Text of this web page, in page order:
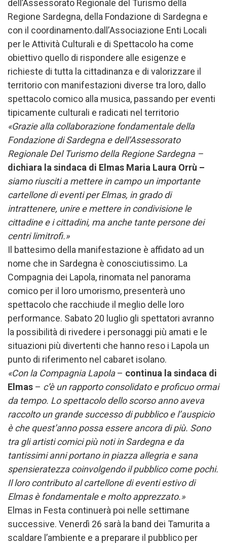
dell’Assessorato Regionale del Turismo della
Regione Sardegna, della Fondazione di Sardegna e
con il coordinamento.dall’Associazione Enti Locali
per le Attività Culturali e di Spettacolo ha come
obiettivo quello di rispondere alle esigenze e
richieste di tutta la cittadinanza e di valorizzare il
territorio con manifestazioni diverse tra loro, dallo
spettacolo comico alla musica, passando per eventi
tipicamente culturali e radicati nel territorio
«Grazie alla collaborazione fondamentale della
Fondazione di Sardegna e dell’Assessorato
Regionale Del Turismo della Regione Sardegna –
dichiara la sindaca di Elmas Maria Laura Orrù –
siamo riusciti a mettere in campo un importante
cartellone di eventi per Elmas, in grado di
intrattenere, unire e mettere in condivisione le
cittadine e i cittadini, ma anche tante persone dei
centri limitrofi.»
Il battesimo della manifestazione è affidato ad un
nome che in Sardegna è conosciutissimo. La
Compagnia dei Lapola, rinomata nel panorama
comico per il loro umorismo, presenterà uno
spettacolo che racchiude il meglio delle loro
performance. Sabato 20 luglio gli spettatori avranno
la possibilità di rivedere i personaggi più amati e le
situazioni più divertenti che hanno reso i Lapola un
punto di riferimento nel cabaret isolano.
«Con la Compagnia Lapola– continua la sindaca di
Elmas – c’è un rapporto consolidato e proficuo ormai
da tempo. Lo spettacolo dello scorso anno aveva
raccolto un grande successo di pubblico e l’auspicio
è che quest’anno possa essere ancora di più. Sono
tra gli artisti comici più noti in Sardegna e da
tantissimi anni portano in piazza allegria e sana
spensieratezza coinvolgendo il pubblico come pochi.
Il loro contributo al cartellone di eventi estivo di
Elmas è fondamentale e molto apprezzato.»
Elmas in Festa continuerà poi nelle settimane
successive. Venerdì 26 sarà la band dei Tamurita a
scaldare l’ambiente e a preparare il pubblico per